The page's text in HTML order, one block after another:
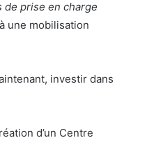
de prise en charge
une mobilisation
investir dans
d’un Centre